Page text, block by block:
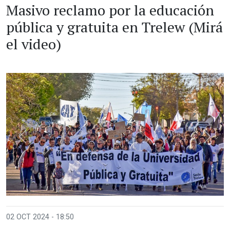
Masivo reclamo por la educación
pública y gratuita en Trelew (Mirá
el video)
Anterior
02 OCT 2024 - 18:50